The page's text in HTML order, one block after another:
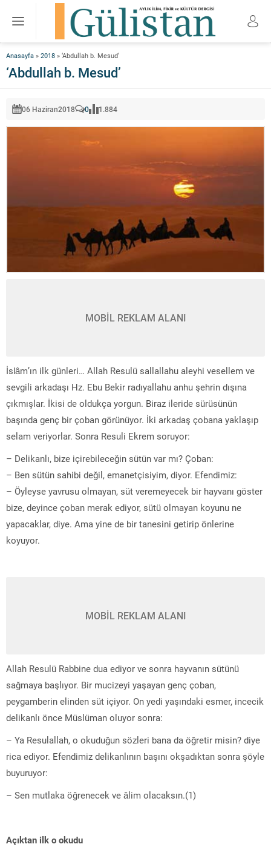
Anasayfa » 2018 » ‘Abdullah b. Mesud’
‘Abdullah b. Mesud’
06 Haziran2018 0 1.884
MOBİL REKLAM ALANI
İslâm’ın ilk günleri… Allah Resulü sallallahu aleyhi vesellem ve
sevgili arkadaşı Hz. Ebu Bekir radıyallahu anhu şehrin dışına
çıkmışlar. İkisi de oldukça yorgun. Biraz ileride sürüsünün
başında genç bir çoban görünüyor. İki arkadaş çobana yaklaşıp
selam veriyorlar. Sonra Resuli Ekrem soruyor:
– Delikanlı, bize içirebileceğin sütün var mı? Çoban:
– Ben sütün sahibi değil, emanetçisiyim, diyor. Efendimiz:
– Öyleyse yavrusu olmayan, süt veremeyecek bir hayvanı göster
bize, deyince çoban merak ediyor, sütü olmayan koyunu ne
yapacaklar, diye. Ama yine de bir tanesini getirip önlerine
koyuyor.
MOBİL REKLAM ALANI
Allah Resulü Rabbine dua ediyor ve sonra hayvanın sütünü
sağmaya başlıyor. Bir mucizeyi yaşayan genç çoban,
peygamberin elinden süt içiyor. On yedi yaşındaki esmer, incecik
delikanlı önce Müslüman oluyor sonra:
– Ya Resulallah, o okuduğun sözleri bana da öğretir misin? diye
rica ediyor. Efendimiz delikanlının başını okşadıktan sonra şöyle
buyuruyor:
– Sen mutlaka öğrenecek ve âlim olacaksın.(1)
Açıktan ilk o okudu